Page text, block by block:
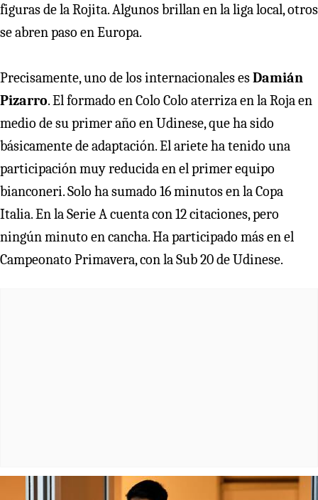
figuras de la Rojita. Algunos brillan en la liga local, otros
se abren paso en Europa.
Precisamente, uno de los internacionales esDamián
Pizarro. El formado en Colo Colo aterriza en la Roja en
medio de su primer año en Udinese, que ha sido
básicamente de adaptación. El ariete ha tenido una
participación muy reducida en el primer equipo
bianconeri. Solo ha sumado 16 minutos en la Copa
Italia. En la Serie A cuenta con 12 citaciones, pero
ningún minuto en cancha. Ha participado más en el
Campeonato Primavera, con la Sub 20 de Udinese.